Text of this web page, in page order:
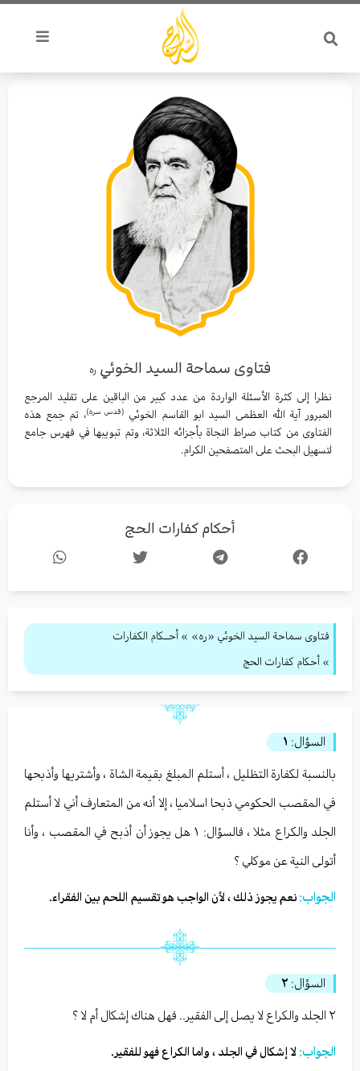
تخطي
المحتوى
فتاوى سماحة السيد الخوئي ره
نظرا إلى كثرة الأسئلة الواردة من عدد كبير من الباقين على تقليد المرجع
المبرور آية الله العظمى السيد ابو القاسم الخوئي (قدس سره)، تم جمع هذه
الفتاوى من كتاب صراط النجاة بأجزائه الثلاثة، وتم تبويبها في فهرس جامع
لتسهيل البحث على المتصفحين الكرام.
أحكام كفارات الحج
فتاوى سماحة السيد الخوئي «ره» » أحــكام الكفارات
» أحكام كفارات الحج
السؤال: ١
بالنسبة لكفارة التظليل ، أستلم المبلغ بقيمة الشاة ، وأشتريها وأذبحها
في المقصب الحكومي ذبحا اسلاميا ، إلا أنه من المتعارف أني لا أستلم
الجلد والكراع مثلا ، فالسؤال: ١ هل يجوز أن أذبح في المقصب ، وأنا
أتولى النية عن موكلي ؟
الجواب: نعم يجوز ذلك ، لأن الواجب هو تقسيم اللحم بين الفقراء.
السؤال: ٢
٢ الجلد والكراع لا يصل إلى الفقير.. فهل هناك إشكال أم لا ؟
الجواب: لا إشكال في الجلد ، واما الكراع فهو للفقير.